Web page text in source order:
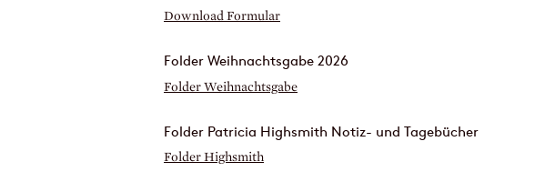
Download Formular
Folder Weihnachtsgabe 2026
Folder Weihnachtsgabe
Folder Patricia Highsmith Notiz- und Tagebücher
Folder Highsmith